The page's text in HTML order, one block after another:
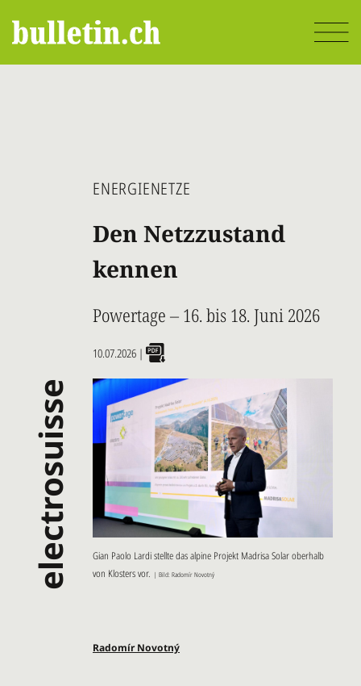
zum
Inhalt
electrosuisse
ENERGIENETZE
Den Netzzustand
kennen
Powertage – 16. bis 18. Juni 2026
10.07.2026 |
Gian Paolo Lardi stellte das alpine Projekt Madrisa Solar oberhalb
von Klosters vor. | Bild: Radomír Novotný
Radomír Novotný